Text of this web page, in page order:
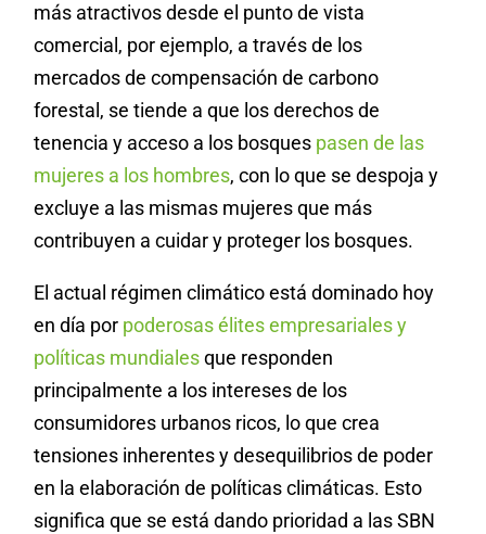
más atractivos desde el punto de vista
comercial, por ejemplo, a través de los
mercados de compensación de carbono
forestal, se tiende a que los derechos de
tenencia y acceso a los bosques pasen de las
mujeres a los hombres, con lo que se despoja y
excluye a las mismas mujeres que más
contribuyen a cuidar y proteger los bosques.
El actual régimen climático está dominado hoy
en día por poderosas élites empresariales y
políticas mundialesque responden
principalmente a los intereses de los
consumidores urbanos ricos, lo que crea
tensiones inherentes y desequilibrios de poder
en la elaboración de políticas climáticas. Esto
significa que se está dando prioridad a las SBN